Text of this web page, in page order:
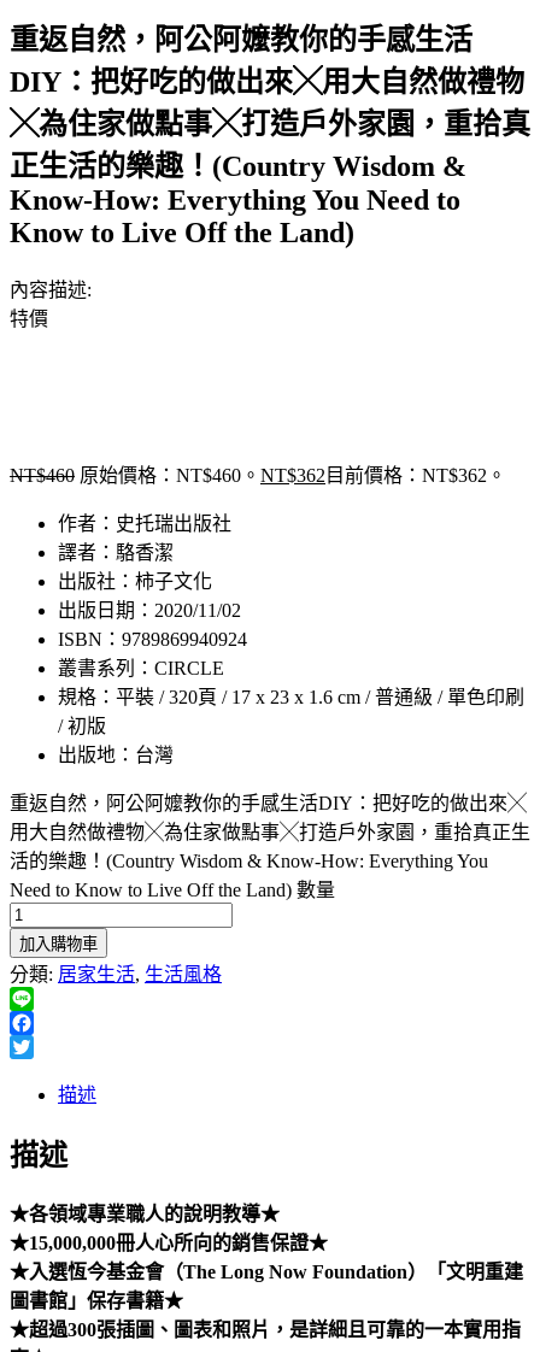
重返自然，阿公阿嬤教你的手感生活
DIY：把好吃的做出來╳用大自然做禮物
╳為住家做點事╳打造戶外家園，重拾真
正生活的樂趣！(Country Wisdom &
Know-How: Everything You Need to
Know to Live Off the Land)
內容描述:
特價
NT$460 原始價格：NT$460。 NT$362 目前價格：NT$362。
作者：史托瑞出版社
譯者：駱香潔
出版社：柿子文化
出版日期：2020/11/02
ISBN：9789869940924
叢書系列：CIRCLE
規格：平裝 / 320頁 / 17 x 23 x 1.6 cm / 普通級 / 單色印刷
/ 初版
出版地：台灣
重返自然，阿公阿嬤教你的手感生活DIY：把好吃的做出來╳
用大自然做禮物╳為住家做點事╳打造戶外家園，重拾真正生
活的樂趣！(Country Wisdom & Know-How: Everything You
Need to Know to Live Off the Land) 數量
加入購物車
分類: 居家生活, 生活風格
Line
Facebook
描述
描述
★各領域專業職人的說明教導★
★15,000,000冊人心所向的銷售保證★
★入選恆今基金會（The Long Now Foundation）「文明重建
圖書館」保存書籍★
★超過300張插圖、圖表和照片，是詳細且可靠的一本實用指